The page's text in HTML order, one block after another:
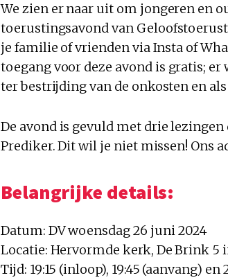
We zien er naar uit om jongeren en
toerustingsavond van
je familie of vrienden via Insta of
toegang voor deze avond is gratis;
ter bestrijding van de onkosten en
De avond is gevuld met drie
Prediker. Dit wil je niet missen! Ons
Belangrijke details:
Datum: DV woensdag 26 juni 2024
Locatie: Hervormde kerk, De Brink 5
Tijd: 19:15 (inloop), 19:45 (aanvang) en